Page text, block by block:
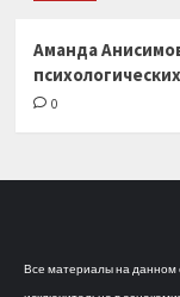
Аманда
0
Все материалы на данном